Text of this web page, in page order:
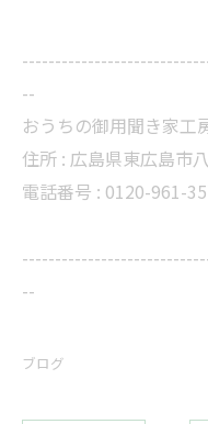
--
おうちの御用聞き家工
住所 : 広島県東広島市
電話番号 : 0120-961-
--
ブログ